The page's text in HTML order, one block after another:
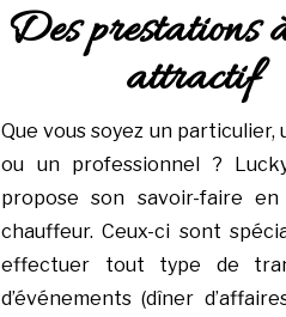
Des prestations
attractif
Que vous soyez un particulier,
ou un professionnel ?
propose son savoir-faire en
chauffeur. Ceux-ci sont
effectuer tout type de
d’événements (dîner